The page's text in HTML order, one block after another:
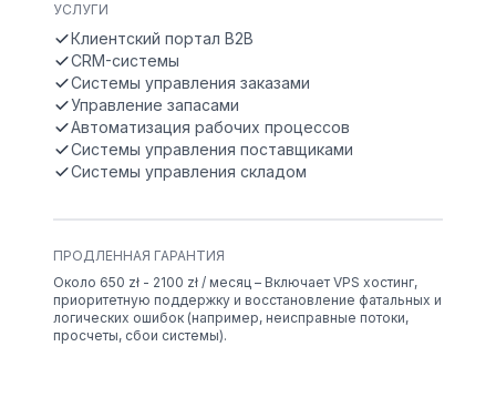
УСЛУГИ
Клиентский портал B2B
CRM-системы
Системы управления заказами
Управление запасами
Автоматизация рабочих процессов
Системы управления поставщиками
Системы управления складом
ПРОДЛЕННАЯ ГАРАНТИЯ
Около 650 zł - 2100 zł / месяц – Включает VPS хостинг,
приоритетную поддержку и восстановление фатальных и
логических ошибок (например, неисправные потоки,
просчеты, сбои системы).